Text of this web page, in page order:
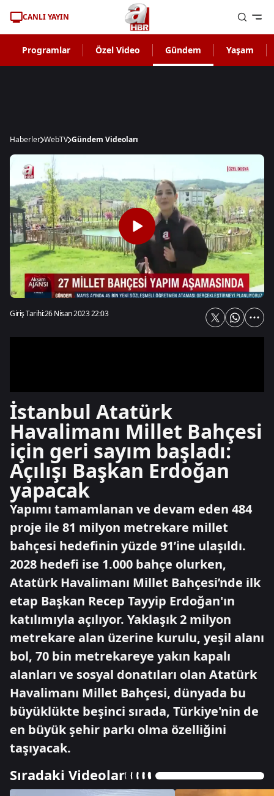
CANLI YAYIN
Programlar Özel Video Gündem Yaşam
Haberler WebTV Gündem Videoları
Giriş Tarihi:26 Nisan 2023 22:03
İstanbul Atatürk
Havalimanı Millet Bahçesi
için geri sayım başladı:
Açılışı Başkan Erdoğan
yapacak
Yapımı tamamlanan ve devam eden 484
proje ile 81 milyon metrekare millet
bahçesi hedefinin yüzde 91’ine ulaşıldı.
2028 hedefi ise 1.000 bahçe olurken,
Atatürk Havalimanı Millet Bahçesi’nde ilk
etap Başkan Recep Tayyip Erdoğan'ın
katılımıyla açılıyor. Yaklaşık 2 milyon
metrekare alan üzerine kurulu, yeşil alanı
bol, 70 bin metrekareye yakın kapalı
alanları ve sosyal donatıları olan Atatürk
Havalimanı Millet Bahçesi, dünyada bu
büyüklükte beşinci sırada, Türkiye'nin de
en büyük şehir parkı olma özelliğini
taşıyacak.
Sıradaki Videolar